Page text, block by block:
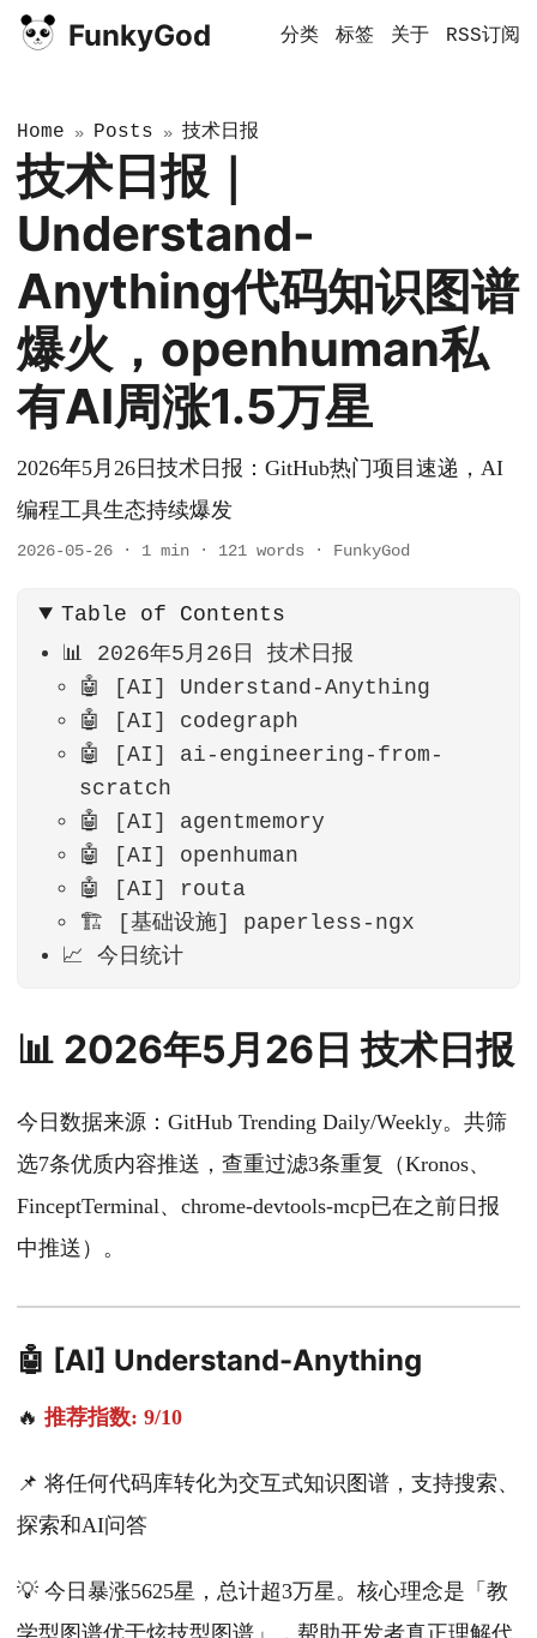
FunkyGod 分类 标签 关于 RSS订阅
Home » Posts » 技术日报
技术日报｜
Understand-
Anything代码知识图谱
爆火，openhuman私
有AI周涨1.5万星
2026年5月26日技术日报：GitHub热门项目速递，AI
编程工具生态持续爆发
2026-05-26 · 1 min · 121 words · FunkyGod
Table of Contents
📊 2026年5月26日 技术日报
🤖 [AI] Understand-Anything
🤖 [AI] codegraph
🤖 [AI] ai-engineering-from-
scratch
🤖 [AI] agentmemory
🤖 [AI] openhuman
🤖 [AI] routa
🏗️ [基础设施] paperless-ngx
📈 今日统计
📊 2026年5月26日 技术日报
今日数据来源：GitHub Trending Daily/Weekly。共筛
选7条优质内容推送，查重过滤3条重复（Kronos、
FinceptTerminal、chrome-devtools-mcp已在之前日报
中推送）。
🤖 [AI] Understand-Anything
🔥 推荐指数: 9/10
📌 将任何代码库转化为交互式知识图谱，支持搜索、
探索和AI问答
💡 今日暴涨5625星，总计超3万星。核心理念是「教